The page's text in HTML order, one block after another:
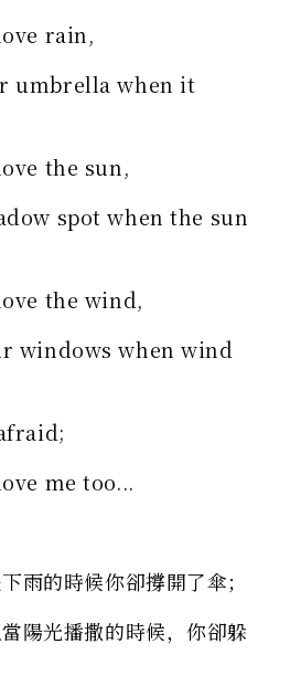
rain,
umbrella when it
the sun,
spot when the sun
the wind,
windows when wind
me too...
雨的時候你卻撐開了傘；
陽光播撒的時候，你卻躲